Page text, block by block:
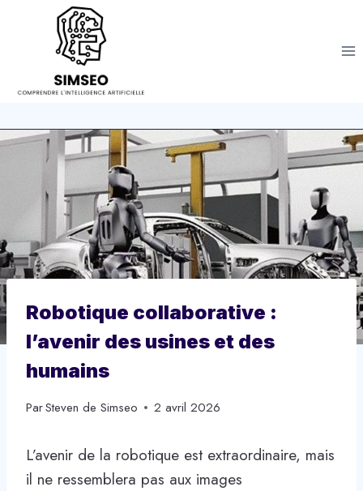
Robotique collaborative :
l’avenir des usines et des
humains
ParSteven de Simseo 2 avril 2026
L’avenir de la robotique est extraordinaire, mais
il ne ressemblera pas aux images